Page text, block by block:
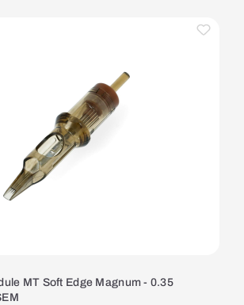
MT Soft Edge Magnum - 0.35